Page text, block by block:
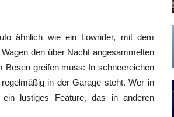
ähnlich wie ein Lowrider, mit dem
den über Nacht angesammelten
Besen greifen muss: In schneereichen
in der Garage steht. Wer in
lustiges Feature, das in anderen